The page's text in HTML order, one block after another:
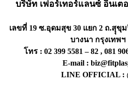
บริษัท เฟอร์เทอร์แลนซ์ อินเต
เลขที่ 19 ซ.อุดมสุข 30 แยก 2 ถ.สุุขุ
บางนา กรุงเทพฯ
โทร : 02 399 5581 – 82 , 081
E-mail :
LINE OFFICIAL :